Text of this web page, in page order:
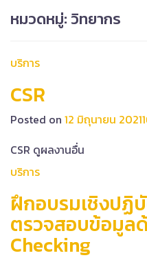
หมวดหมู่: วิทยากร
บริการ
CSR
Posted on 12 มิถุนายน 2021
CSR ดูผลงานอื่น
บริการ
ฝึกอบรมเชิงปฏิ
ตรวจสอบข้อมูล
Checking